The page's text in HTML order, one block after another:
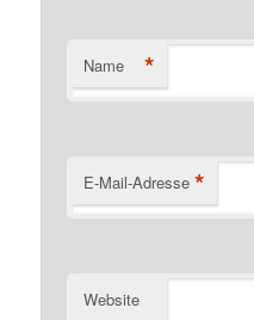
Name *
E-Mail-Adresse *
Website